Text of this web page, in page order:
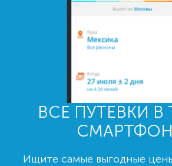
ВСЕ ПУТЕВКИ В
Ищите самые выгодные